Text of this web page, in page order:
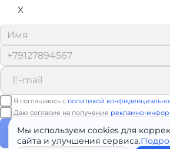
X
Я соглашаюсь с политикой
Даю согласие на получение рекламно-
Рассчитать
Мы используем cookies для
сайта и улучшения сервиса.